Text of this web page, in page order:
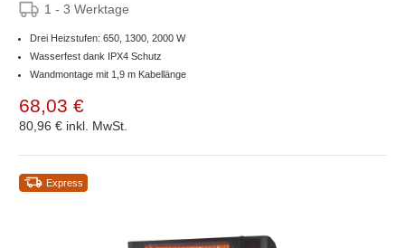
1 - 3 Werktage
Drei Heizstufen: 650, 1300, 2000 W
Wasserfest dank IPX4 Schutz
Wandmontage mit 1,9 m Kabellänge
68,03 €
80,96 € inkl. MwSt.
Express